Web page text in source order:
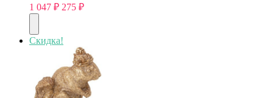
1 047 ₽ 275 ₽
Скидка!